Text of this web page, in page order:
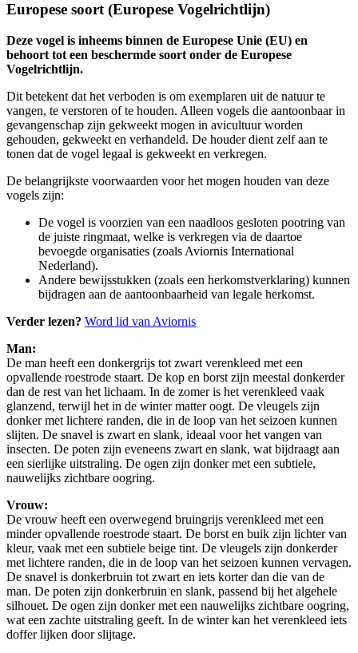
Europese soort (Europese Vogelrichtlijn)
Deze vogel is inheems binnen de Europese Unie (EU) en
behoort tot een beschermde soort onder de Europese
Vogelrichtlijn.
Dit betekent dat het verboden is om exemplaren uit de natuur te
vangen, te verstoren of te houden. Alleen vogels die aantoonbaar in
gevangenschap zijn gekweekt mogen in avicultuur worden
gehouden, gekweekt en verhandeld. De houder dient zelf aan te
tonen dat de vogel legaal is gekweekt en verkregen.
De belangrijkste voorwaarden voor het mogen houden van deze
vogels zijn:
De vogel is voorzien van een naadloos gesloten pootring van
de juiste ringmaat, welke is verkregen via de daartoe
bevoegde organisaties (zoals Aviornis International
Nederland).
Andere bewijsstukken (zoals een herkomstverklaring) kunnen
bijdragen aan de aantoonbaarheid van legale herkomst.
Verder lezen? Word lid van Aviornis
Man:
De man heeft een donkergrijs tot zwart verenkleed met een
opvallende roestrode staart. De kop en borst zijn meestal donkerder
dan de rest van het lichaam. In de zomer is het verenkleed vaak
glanzend, terwijl het in de winter matter oogt. De vleugels zijn
donker met lichtere randen, die in de loop van het seizoen kunnen
slijten. De snavel is zwart en slank, ideaal voor het vangen van
insecten. De poten zijn eveneens zwart en slank, wat bijdraagt aan
een sierlijke uitstraling. De ogen zijn donker met een subtiele,
nauwelijks zichtbare oogring.
Vrouw:
De vrouw heeft een overwegend bruingrijs verenkleed met een
minder opvallende roestrode staart. De borst en buik zijn lichter van
kleur, vaak met een subtiele beige tint. De vleugels zijn donkerder
met lichtere randen, die in de loop van het seizoen kunnen vervagen.
De snavel is donkerbruin tot zwart en iets korter dan die van de
man. De poten zijn donkerbruin en slank, passend bij het algehele
silhouet. De ogen zijn donker met een nauwelijks zichtbare oogring,
wat een zachte uitstraling geeft. In de winter kan het verenkleed iets
doffer lijken door slijtage.